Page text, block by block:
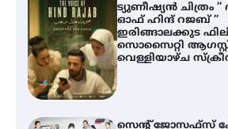
ട്യുണീഷ്യൻ ചിത്രം
ഓഫ് ഹിന്ദ് റജബ് ”
ഇരിങ്ങാലക്കുട
സൊസൈറ്റി
വെള്ളിയാഴ്ച
സെന്റ് ജോസഫ്സ്